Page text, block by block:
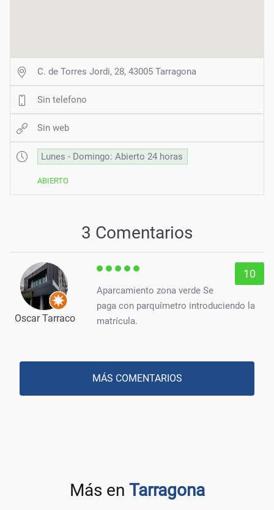
C. de Torres Jordi, 28, 43005 Tarragona
Sin telefono
Sin web
Lunes - Domingo: Abierto 24 horas
ABIERTO
3 Comentarios
Oscar Tarraco
10
Aparcamiento zona verde Se
paga con parquímetro introduciendo la
matrícula.
MÁS COMENTARIOS
Más en Tarragona